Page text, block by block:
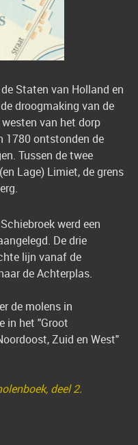
Staten van Holland en
droogmaking van de
van het dorp
1780 ontstonden de
Tussen de twee
Lage) Limiet, de grens
werd een
De drie
lijn vanaf de
de Achterplas.
de molens in
in het "Groot
Zuid en West"
deel 2.